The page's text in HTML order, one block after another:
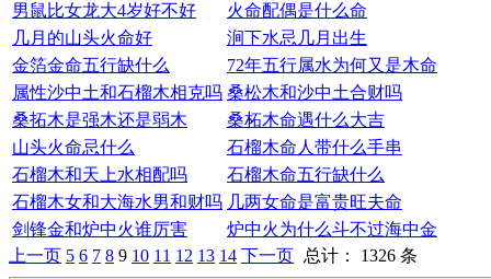
男鼠比女龙大4岁好不好
火命配偶是什么命
几月的山头火命好
涧下水忌几月出生
金箔金命五行缺什么
72年五行属水为何又是木命
属性沙中土和石榴木相克吗 桑松木和沙中土合财吗
桑拓木是强木还是弱木
桑柘木命遇什么大吉
山头火命忌什么
石榴木命人带什么手串
石榴木和天上水相配吗
石榴木命五行缺什么
石榴木女和大海水男和财吗 几两女命是富贵旺夫命
剑锋金和炉中火谁厉害
炉中火为什么斗不过海中金
上一页 5 6 7 8 9 10 11 12 13 14 下一页 总计： 1326 条